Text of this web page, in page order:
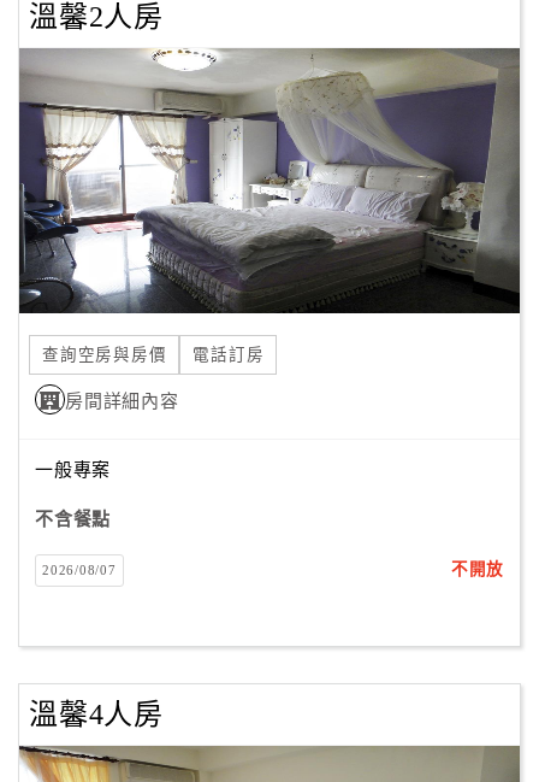
務
顧
客
滿
意
度
訂
單
管
理
員
戶
客
服
聯
單
溫馨2人房
查詢空房與房價 電話訂房
房間詳細內容
一般專案
不含餐點
2026/08/07 不開放
溫馨4人房